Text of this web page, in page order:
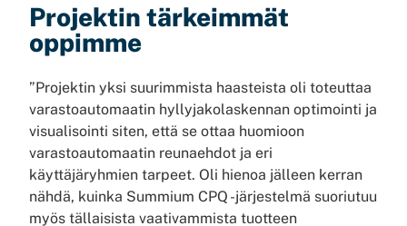
Projektin tärkeimmät
oppimme
”Projektin yksi suurimmista haasteista oli toteuttaa
varastoautomaatin hyllyjakolaskennan optimointi ja
visualisointi siten, että se ottaa huomioon
varastoautomaatin reunaehdot ja eri
käyttäjäryhmien tarpeet. Oli hienoa jälleen kerran
nähdä, kuinka Summium CPQ -järjestelmä suoriutuu
myös tällaisista vaativammista tuotteen